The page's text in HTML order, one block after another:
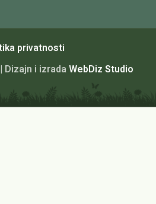
Dizajn i izradaWebDiz Studio
privatnosti